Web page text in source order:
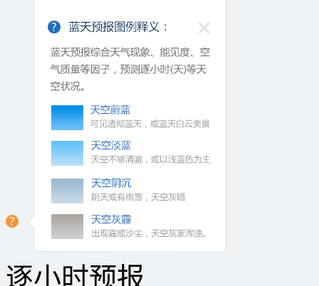
逐小时预报